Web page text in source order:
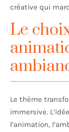
créative qui
Le
Le thème
immersive.
l’animation,